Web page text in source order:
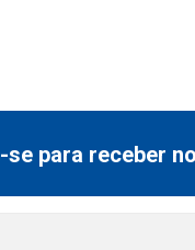
se para receber